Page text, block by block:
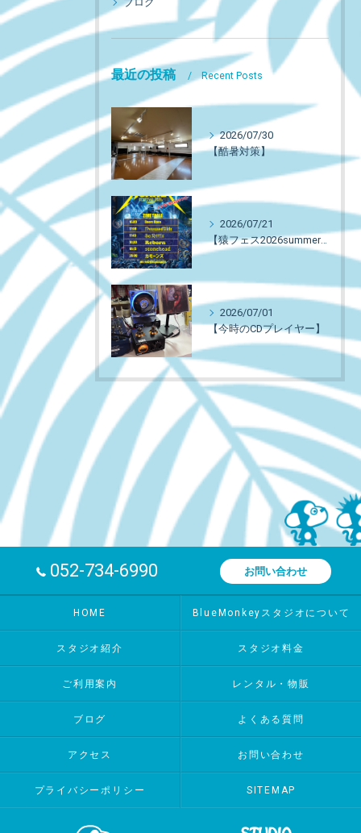
最近の投稿 Recent Posts
2026/07/30
【酷暑対策】
2026/07/21
【猿フェス2026summer タイムテーブル】
2026/07/01
【今時のCDプレイヤー】
052-734-6990 お問い合わせ
HOME BlueMonkeyスタジオについて
スタジオ紹介 スタジオ料金
ご利用案内 レンタル・物販
ブログ よくある質問
アクセス お問い合わせ
プライバシーポリシー SITEMAP